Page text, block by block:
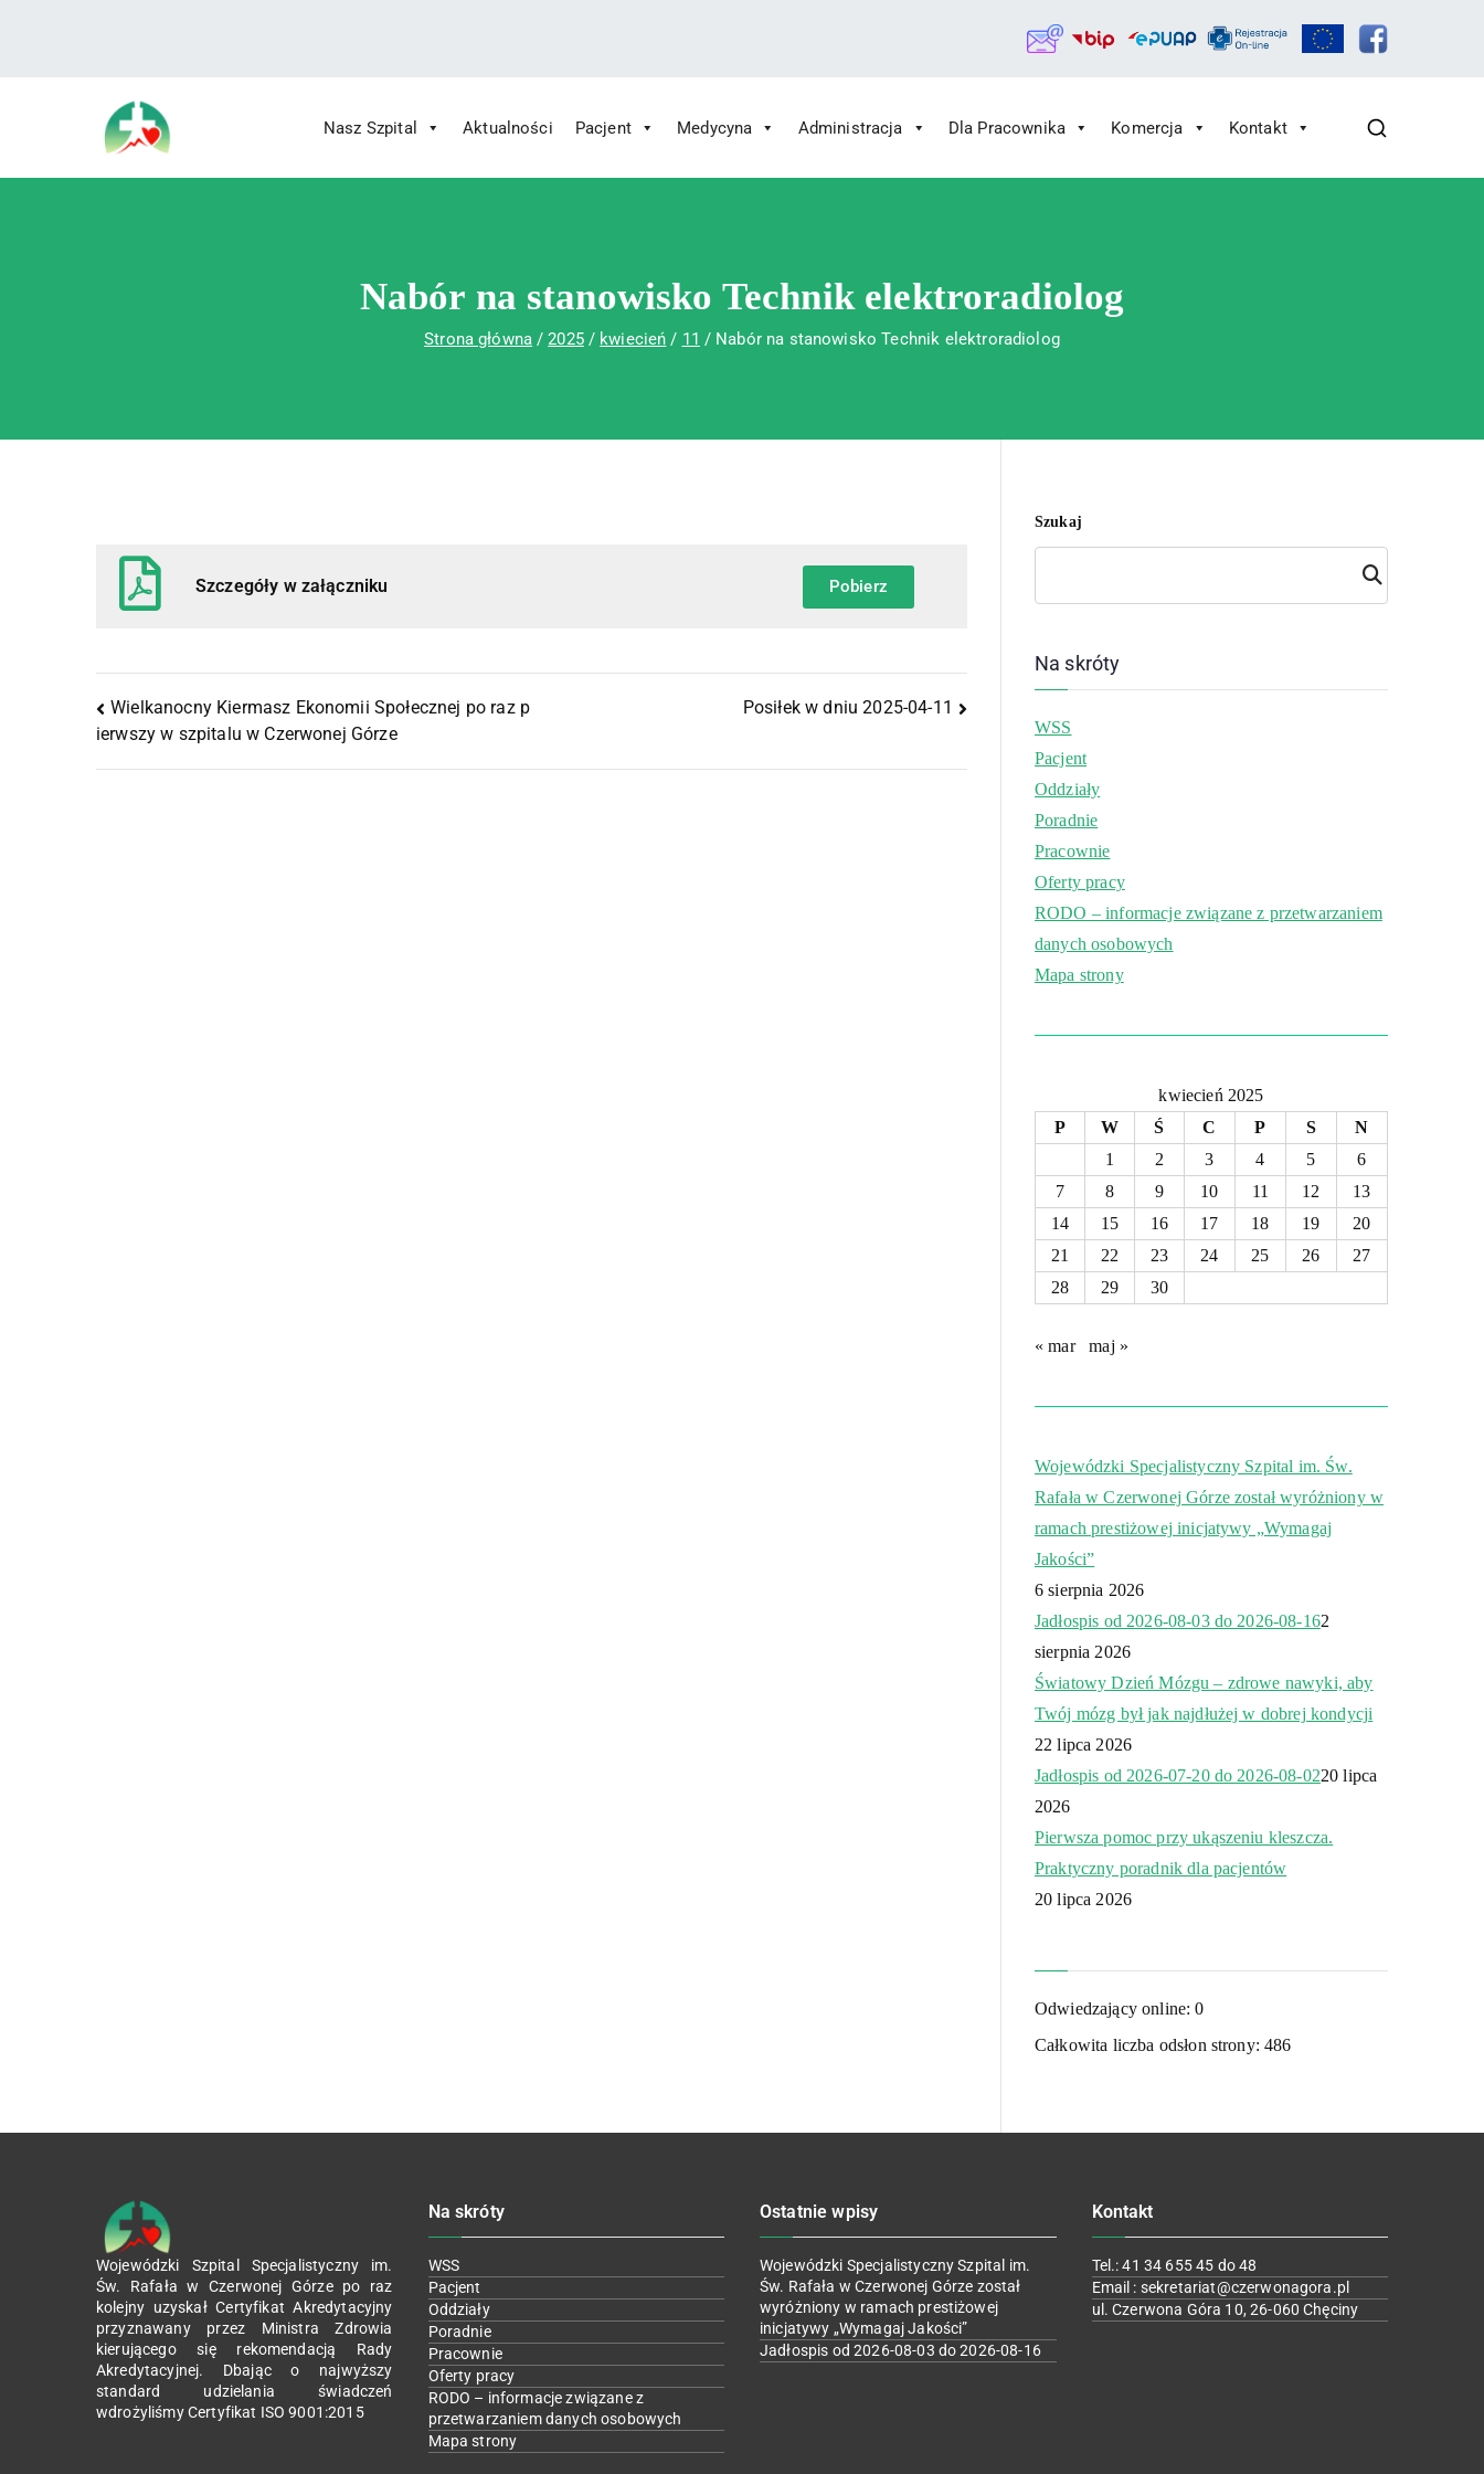
Wojewódzki Szpital Specjalistyczny im. Św. Rafała w Czerwonej Górze
Wojewódzki Szpital Specjalistyczny im. Św. Rafała w Czerwonej Górze
Nasz Szpital Aktualności Pacjent Medycyna Administracja Dla Pracownika Komercja Kontakt
Nabór na stanowisko Technik elektroradiolog
Strona główna 2025 kwiecień 11 Nabór na stanowisko Technik elektroradiolog
Szczegóły w załączniku Pobierz
Wielkanocny Kiermasz Ekonomii Społecznej po raz p
ierwszy w szpitalu w Czerwonej Górze
Posiłek w dniu 2025-04-11
Szukaj
Szuk
aj
Na skróty
WSS
Pacjent
Oddziały
Poradnie
Pracownie
Oferty pracy
RODO – informacje związane z przetwarzaniem
danych osobowych
Mapa strony
kwiecień 2025
P
W Ś C P S
N
1
2 3 4 5
6
7
8 9 10 11 12
13
14
15 16 17 18 19
20
21
22 23 24 25 26
27
28
29 30
« mar maj »
Wojewódzki Specjalistyczny Szpital im. Św.
Rafała w Czerwonej Górze został wyróżniony w
ramach prestiżowej inicjatywy „Wymagaj
Jakości”
6 sierpnia 2026
Jadłospis od 2026-08-03 do 2026-08-162
sierpnia 2026
Światowy Dzień Mózgu – zdrowe nawyki, aby
Twój mózg był jak najdłużej w dobrej kondycji
22 lipca 2026
Jadłospis od 2026-07-20 do 2026-08-0220 lipca
2026
Pierwsza pomoc przy ukąszeniu kleszcza.
Praktyczny poradnik dla pacjentów
20 lipca 2026
Odwiedzający online:0
Całkowita liczba odsłon strony:486
Wojewódzki Szpital Specjalistyczny im.
Św. Rafała w Czerwonej Górze po raz
kolejny uzyskał Certyfikat Akredytacyjny
przyznawany przez Ministra Zdrowia
kierującego się rekomendacją Rady
Akredytacyjnej. Dbając o najwyższy
standard udzielania świadczeń
wdrożyliśmy Certyfikat ISO 9001:2015
Na skróty
WSS
Pacjent
Oddziały
Poradnie
Pracownie
Oferty pracy
RODO – informacje związane z
przetwarzaniem danych osobowych
Mapa strony
Ostatnie wpisy
Wojewódzki Specjalistyczny Szpital im.
Św. Rafała w Czerwonej Górze został
wyróżniony w ramach prestiżowej
inicjatywy „Wymagaj Jakości”
Jadłospis od 2026-08-03 do 2026-08-16
Kontakt
Tel.: 41 34 655 45 do 48
Email : sekretariat@czerwonagora.pl
ul. Czerwona Góra 10, 26-060 Chęciny